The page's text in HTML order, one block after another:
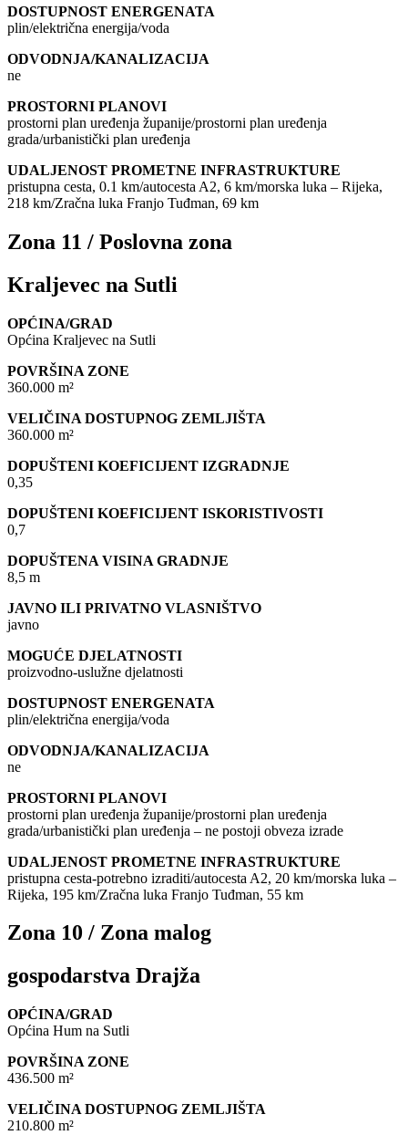
DOSTUPNOST ENERGENATA
plin/električna energija/voda
ODVODNJA/KANALIZACIJA
ne
PROSTORNI PLANOVI
prostorni plan uređenja županije/prostorni plan uređenja
grada/urbanistički plan uređenja
UDALJENOST PROMETNE INFRASTRUKTURE
pristupna cesta, 0.1 km/autocesta A2, 6 km/morska luka – Rijeka,
218 km/Zračna luka Franjo Tuđman, 69 km
Zona 11 / Poslovna zona
Kraljevec na Sutli
OPĆINA/GRAD
Općina Kraljevec na Sutli
POVRŠINA ZONE
360.000 m²
VELIČINA DOSTUPNOG ZEMLJIŠTA
360.000 m²
DOPUŠTENI KOEFICIJENT IZGRADNJE
0,35
DOPUŠTENI KOEFICIJENT ISKORISTIVOSTI
0,7
DOPUŠTENA VISINA GRADNJE
8,5 m
JAVNO ILI PRIVATNO VLASNIŠTVO
javno
MOGUĆE DJELATNOSTI
proizvodno-uslužne djelatnosti
DOSTUPNOST ENERGENATA
plin/električna energija/voda
ODVODNJA/KANALIZACIJA
ne
PROSTORNI PLANOVI
prostorni plan uređenja županije/prostorni plan uređenja
grada/urbanistički plan uređenja – ne postoji obveza izrade
UDALJENOST PROMETNE INFRASTRUKTURE
pristupna cesta-potrebno izraditi/autocesta A2, 20 km/morska luka –
Rijeka, 195 km/Zračna luka Franjo Tuđman, 55 km
Zona 10 / Zona malog
gospodarstva Drajža
OPĆINA/GRAD
Općina Hum na Sutli
POVRŠINA ZONE
436.500 m²
VELIČINA DOSTUPNOG ZEMLJIŠTA
210.800 m²